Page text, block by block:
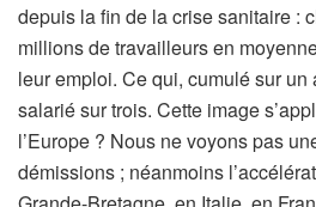
depuis la fin de la crise sanitaire :
millions de travailleurs en
leur emploi. Ce qui, cumulé sur un
salarié sur trois. Cette image
l’Europe ? Nous ne voyons pas
démissions ; néanmoins